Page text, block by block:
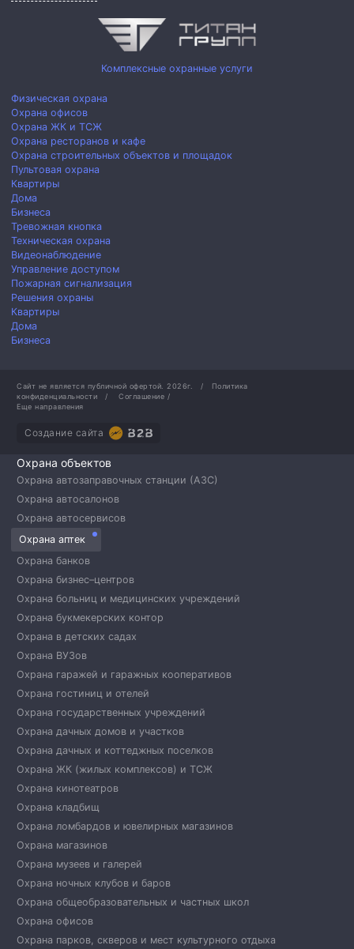
Комплексные охранные услуги
Физическая охрана
Охрана офисов
Охрана ЖК и ТСЖ
Охрана ресторанов и кафе
Охрана строительных объектов и площадок
Пультовая охрана
Квартиры
Дома
Бизнеса
Тревожная кнопка
Техническая охрана
Видеонаблюдение
Управление доступом
Пожарная сигнализация
Решения охраны
Квартиры
Дома
Бизнеса
Сайт не является публичной офертой. 2026г. /
Политика
конфиденциальности
/ Соглашение /
Еще направления
Создание сайта
Охрана объектов
Охрана автозаправочных станции (АЗС)
Охрана автосалонов
Охрана автосервисов
Охрана аптек
Охрана банков
Охрана бизнес–центров
Охрана больниц и медицинских учреждений
Охрана букмекерских контор
Охрана в детских садах
Охрана ВУЗов
Охрана гаражей и гаражных кооперативов
Охрана гостиниц и отелей
Охрана государственных учреждений
Охрана дачных домов и участков
Охрана дачных и коттеджных поселков
Охрана ЖК (жилых комплексов) и ТСЖ
Охрана кинотеатров
Охрана кладбищ
Охрана ломбардов и ювелирных магазинов
Охрана магазинов
Охрана музеев и галерей
Охрана ночных клубов и баров
Охрана общеобразовательных и частных школ
Охрана офисов
Охрана парков, скверов и мест культурного отдыха